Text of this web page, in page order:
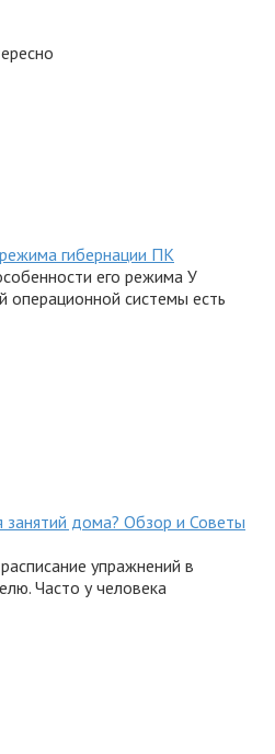
гибернации ПК
его режима У
операционной системы есть
занятий дома? Обзор и Советы
упражнений в
Часто у человека